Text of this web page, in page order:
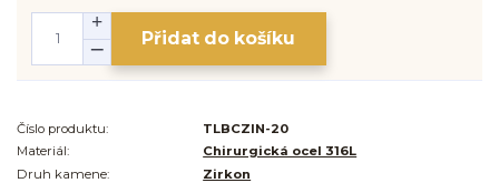
Přidat do košíku
Číslo produktu:
TLBCZIN-20
Materiál:
Chirurgická ocel 316L
Druh kamene:
Zirkon